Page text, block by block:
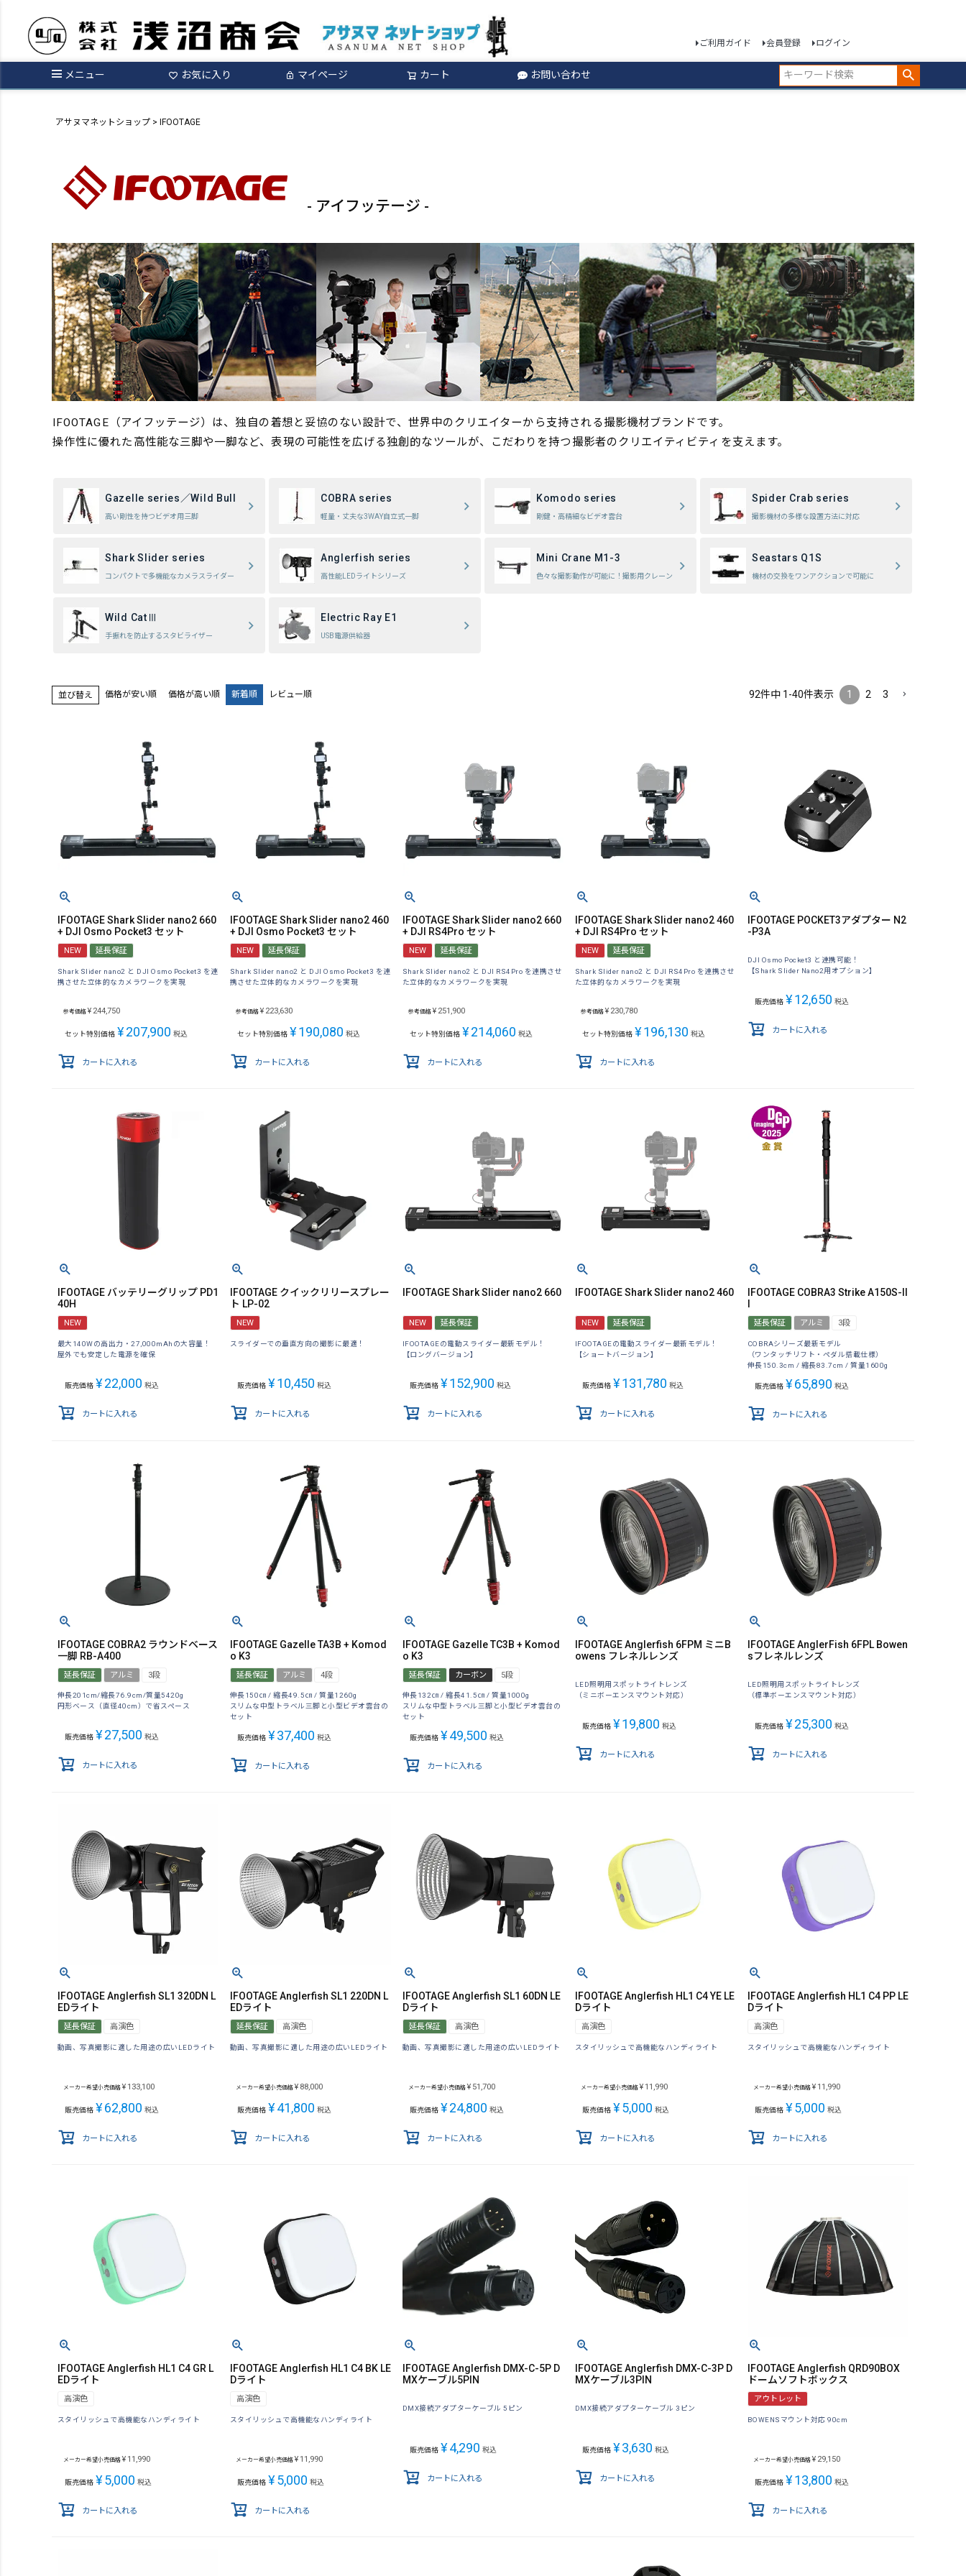
ご利用ガイド 会員登録 ログイン
メニュー お気に入り マイページ カート お問い合わせ
検索
アサヌマネットショップ IFOOTAGE
- アイフッテージ -
IFOOTAGE（アイフッテージ）は、独自の着想と妥協のない設計で、世界中のクリエイターから支持される撮影機材ブランドです。
操作性に優れた高性能な三脚や一脚など、表現の可能性を広げる独創的なツールが、こだわりを持つ撮影者のクリエイティビティを支えます。
Gazelle series／Wild Bull
高い剛性を持つビデオ用三脚
COBRA series
軽量・丈夫な3WAY自立式一脚
Komodo series
剛健・高精細なビデオ雲台
Spider Crab series
撮影機材の多様な設置方法に対応
Shark Slider series
コンパクトで多機能なカメラスライダー
Anglerfish series
高性能LEDライトシリーズ
Mini Crane M1-3
色々な撮影動作が可能に！撮影用クレーン
Seastars Q1S
機材の交換をワンアクションで可能に
Wild CatⅢ
手振れを防止するスタビライザー
Electric Ray E1
USB電源供給器
並び替え 価格が安い順 価格が高い順 新着順 レビュー順 92件中 1 -40件表示 1 2 3
IFOOTAGE Shark Slider nano2 660
+ DJI Osmo Pocket3 セット
NEW 延長保証
Shark Slider nano2 と DJI Osmo Pocket3 を連
携させた立体的なカメラワークを実現
参考価格 ¥ 244,750
セット特別価格 ¥207,900 税込
カートに入れる
IFOOTAGE Shark Slider nano2 460
+ DJI Osmo Pocket3 セット
NEW 延長保証
Shark Slider nano2 と DJI Osmo Pocket3 を連
携させた立体的なカメラワークを実現
参考価格 ¥ 223,630
セット特別価格 ¥190,080 税込
カートに入れる
IFOOTAGE Shark Slider nano2 660
+ DJI RS4Pro セット
NEW 延長保証
Shark Slider nano2 と DJI RS4Pro を連携させ
た立体的なカメラワークを実現
参考価格 ¥ 251,900
セット特別価格 ¥214,060 税込
カートに入れる
IFOOTAGE Shark Slider nano2 460
+ DJI RS4Pro セット
NEW 延長保証
Shark Slider nano2 と DJI RS4Pro を連携させ
た立体的なカメラワークを実現
参考価格 ¥ 230,780
セット特別価格 ¥196,130 税込
カートに入れる
IFOOTAGE POCKET3アダプター N2
-P3A
DJI Osmo Pocket3 と連携可能！
【Shark Slider Nano2用オプション】
販売価格 ¥12,650 税込
カートに入れる
IFOOTAGE バッテリーグリップ PD1
40H
NEW
最大140Wの高出力・27,000mAhの大容量！
屋外でも安定した電源を確保
販売価格 ¥22,000 税込
カートに入れる
IFOOTAGE クイックリリースプレー
ト LP-02
NEW
スライダーでの垂直方向の撮影に最適！
販売価格 ¥10,450 税込
カートに入れる
IFOOTAGE Shark Slider nano2 660
NEW 延長保証
IFOOTAGEの電動スライダー最新モデル！
【ロングバージョン】
販売価格 ¥152,900 税込
カートに入れる
IFOOTAGE Shark Slider nano2 460
NEW 延長保証
IFOOTAGEの電動スライダー最新モデル！
【ショートバージョン】
販売価格 ¥131,780 税込
カートに入れる
IFOOTAGE COBRA3 Strike A150S-II
延長保証 アルミ 3段
COBRAシリーズ最新モデル
（ワンタッチリフト・ペダル搭載仕様）
伸長150.3cm / 縮長83.7cm / 質量1600g
販売価格 ¥65,890 税込
カートに入れる
IFOOTAGE COBRA2 ラウンドベース
一脚 RB-A400
延長保証 アルミ 3段
伸長201cm/縮長76.9cm/質量5420g
円形ベース（直径40cm）で省スペース
販売価格 ¥27,500 税込
カートに入れる
IFOOTAGE Gazelle TA3B + Komod
o K3
延長保証 アルミ 4段
伸長150㎝ / 縮長49.5㎝ / 質量1260g
スリムな中型トラベル三脚と小型ビデオ雲台の
セット
販売価格 ¥37,400 税込
カートに入れる
IFOOTAGE Gazelle TC3B + Komod
o K3
延長保証 カーボン 5段
伸長132㎝ / 縮長41.5㎝ / 質量1000g
スリムな中型トラベル三脚と小型ビデオ雲台の
セット
販売価格 ¥49,500 税込
カートに入れる
IFOOTAGE Anglerfish 6FPM ミニB
owens フレネルレンズ
LED照明用スポットライトレンズ
（ミニボーエンスマウント対応）
販売価格 ¥19,800 税込
カートに入れる
IFOOTAGE AnglerFish 6FPL Bowen
sフレネルレンズ
LED照明用スポットライトレンズ
（標準ボーエンスマウント対応）
販売価格 ¥25,300 税込
カートに入れる
IFOOTAGE Anglerfish SL1 320DN L
EDライト
延長保証 高演色
動画、写真撮影に適した用途の広いLEDライト
メーカー希望小売価格 ¥ 133,100
販売価格 ¥62,800 税込
カートに入れる
IFOOTAGE Anglerfish SL1 220DN L
EDライト
延長保証 高演色
動画、写真撮影に適した用途の広いLEDライト
メーカー希望小売価格 ¥ 88,000
販売価格 ¥41,800 税込
カートに入れる
IFOOTAGE Anglerfish SL1 60DN LE
Dライト
延長保証 高演色
動画、写真撮影に適した用途の広いLEDライト
メーカー希望小売価格 ¥ 51,700
販売価格 ¥24,800 税込
カートに入れる
IFOOTAGE Anglerfish HL1 C4 YE LE
Dライト
高演色
スタイリッシュで高機能なハンディライト
メーカー希望小売価格 ¥ 11,990
販売価格 ¥5,000 税込
カートに入れる
IFOOTAGE Anglerfish HL1 C4 PP LE
Dライト
高演色
スタイリッシュで高機能なハンディライト
メーカー希望小売価格 ¥ 11,990
販売価格 ¥5,000 税込
カートに入れる
IFOOTAGE Anglerfish HL1 C4 GR L
EDライト
高演色
スタイリッシュで高機能なハンディライト
メーカー希望小売価格 ¥ 11,990
販売価格 ¥5,000 税込
カートに入れる
IFOOTAGE Anglerfish HL1 C4 BK LE
Dライト
高演色
スタイリッシュで高機能なハンディライト
メーカー希望小売価格 ¥ 11,990
販売価格 ¥5,000 税込
カートに入れる
IFOOTAGE Anglerfish DMX-C-5P D
MXケーブル5PIN
DMX接続アダプターケーブル 5ピン
販売価格 ¥4,290 税込
カートに入れる
IFOOTAGE Anglerfish DMX-C-3P D
MXケーブル3PIN
DMX接続アダプターケーブル 3ピン
販売価格 ¥3,630 税込
カートに入れる
IFOOTAGE Anglerfish QRD90BOX
ドームソフトボックス
アウトレット
BOWENSマウント対応 90cm
メーカー希望小売価格 ¥ 29,150
販売価格 ¥13,800 税込
カートに入れる